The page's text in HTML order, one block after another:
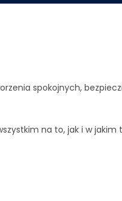
spokojnych,
na to, jak i w